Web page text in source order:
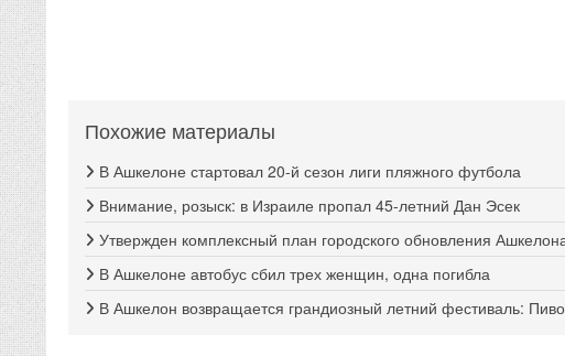
Похожие материалы
В Ашкелоне стартовал 20-й сезон лиги пляжного футбола
Внимание, розыск: в Израиле пропал 45-летний Дан Эсек
Утвержден комплексный план городского обновления
В Ашкелоне автобус сбил трех женщин, одна погибла
В Ашкелон возвращается грандиозный летний фестиваль: